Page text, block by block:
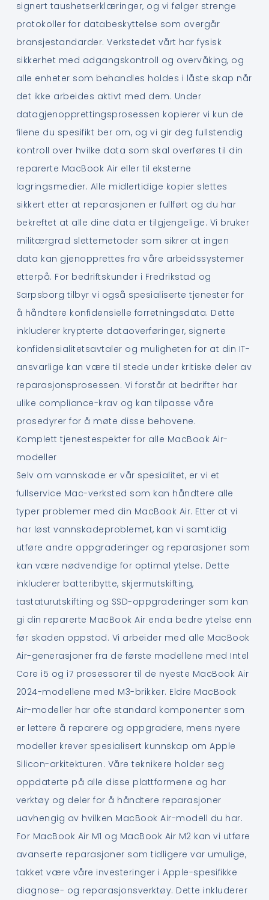
signert taushetserklæringer, og vi følger strenge
protokoller for databeskyttelse som overgår
bransjestandarder. Verkstedet vårt har fysisk
sikkerhet med adgangskontroll og overvåking, og
alle enheter som behandles holdes i låste skap når
det ikke arbeides aktivt med dem. Under
datagjenopprettingsprosessen kopierer vi kun de
filene du spesifikt ber om, og vi gir deg fullstendig
kontroll over hvilke data som skal overføres til din
reparerte MacBook Air eller til eksterne
lagringsmedier. Alle midlertidige kopier slettes
sikkert etter at reparasjonen er fullført og du har
bekreftet at alle dine data er tilgjengelige. Vi bruker
militærgrad slettemetoder som sikrer at ingen
data kan gjenopprettes fra våre arbeidssystemer
etterpå. For bedriftskunder i Fredrikstad og
Sarpsborg tilbyr vi også spesialiserte tjenester for
å håndtere konfidensielle forretningsdata. Dette
inkluderer krypterte dataoverføringer, signerte
konfidensialitetsavtaler og muligheten for at din IT-
ansvarlige kan være til stede under kritiske deler av
reparasjonsprosessen. Vi forstår at bedrifter har
ulike compliance-krav og kan tilpasse våre
prosedyrer for å møte disse behovene.
Komplett tjenestespekter for alle MacBook Air-
modeller
Selv om vannskade er vår spesialitet, er vi et
fullservice Mac-verksted som kan håndtere alle
typer problemer med din MacBook Air. Etter at vi
har løst vannskadeproblemet, kan vi samtidig
utføre andre oppgraderinger og reparasjoner som
kan være nødvendige for optimal ytelse. Dette
inkluderer batteribytte, skjermutskifting,
tastaturutskifting og SSD-oppgraderinger som kan
gi din reparerte MacBook Air enda bedre ytelse enn
før skaden oppstod. Vi arbeider med alle MacBook
Air-generasjoner fra de første modellene med Intel
Core i5 og i7 prosessorer til de nyeste MacBook Air
2024-modellene med M3-brikker. Eldre MacBook
Air-modeller har ofte standard komponenter som
er lettere å reparere og oppgradere, mens nyere
modeller krever spesialisert kunnskap om Apple
Silicon-arkitekturen. Våre teknikere holder seg
oppdaterte på alle disse plattformene og har
verktøy og deler for å håndtere reparasjoner
uavhengig av hvilken MacBook Air-modell du har.
For MacBook Air M1 og MacBook Air M2 kan vi utføre
avanserte reparasjoner som tidligere var umulige,
takket være våre investeringer i Apple-spesifikke
diagnose- og reparasjonsverktøy. Dette inkluderer